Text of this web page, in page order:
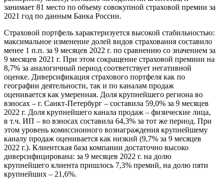
занимает 81 место по объему совокупной страховой премии за
2021 год по данным Банка России.
Страховой портфель характеризуется высокой стабильностью:
максимальное изменение долей видов страхования составило
менее 1 п.п. за 9 месяцев 2022 г. по сравнению со значением за
9 месяцев 2021 г. При этом сокращение страховой премиии на
8,7% за аналогичный период соответствует негативной
оценке. Диверсификация страхового портфеля как по
географии деятельности, так и по каналам продаж
оценивается как умеренная. Доля крупнейшего региона во
взносах – г. Санкт-Петербург – составила 59,0% за 9 месяцев
2022 г. Доля крупнейшего канала продаж – физические лица,
в т.ч. ИП – во взносах составила 64,3% за тот же период. При
этом уровень комиссионного вознаграждения крупнейшему
каналу продаж оценивается как низкий (9,7% за 9 месяцев
2022 г.). Клиентская база компании достаточно высоко
диверсифицирована: за 9 месяцев 2022 г. на долю
крупнейшего клиента пришлось 7,3% премий, на долю пяти
крупнейших – 21,6%.